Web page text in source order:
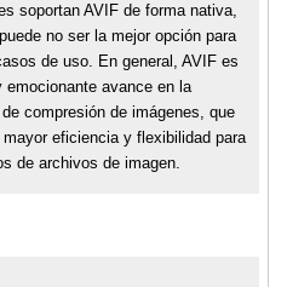
soportan AVIF de forma nativa,
no ser la mejor opción para
de uso. En general, AVIF es
emocionante avance en la
compresión de imágenes, que
eficiencia y flexibilidad para
de archivos de imagen.